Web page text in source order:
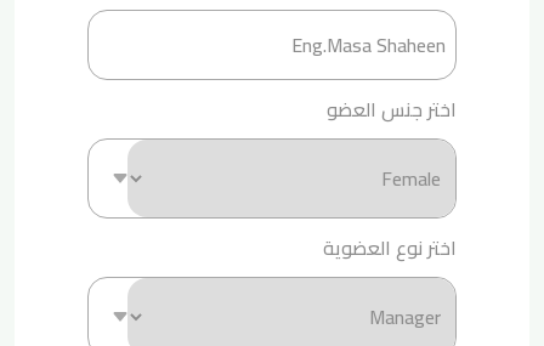
اختر جنس العضو
اختر نوع العضوية